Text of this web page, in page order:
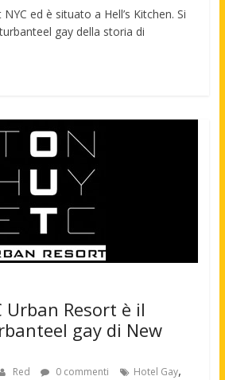
ed è situato a Hell’s Kitchen. Si
gay della storia di
Urban Resort è il
gay di New
Red 0 commenti Hotel Gay,